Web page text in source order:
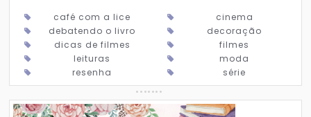
café com a lice
cinema
debatendo o livro
decoração
dicas de filmes
filmes
leituras
moda
resenha
série